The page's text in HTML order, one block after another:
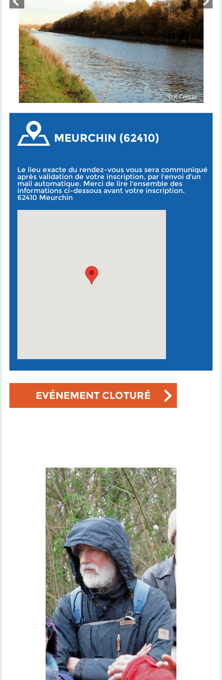
MEURCHIN (62410)
Le lieu exacte du rendez-vous vous sera communiqué
après validation de votre inscription, par l'envoi d'un
mail automatique. Merci de lire l'ensemble des
informations ci-dessous avant votre inscription.
62410 Meurchin
EVÉNEMENT CLOTURÉ